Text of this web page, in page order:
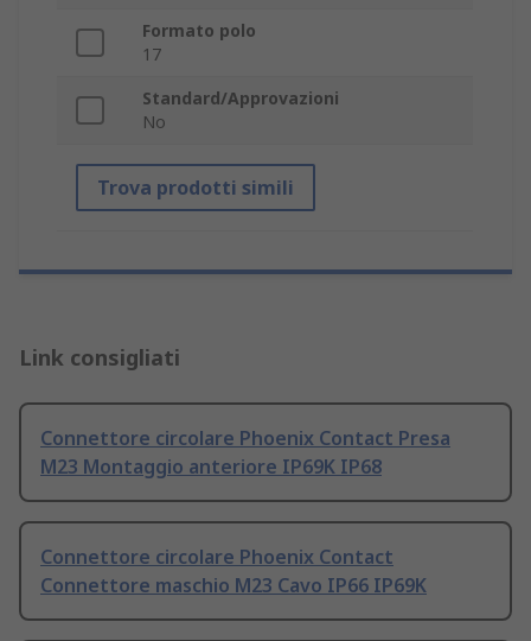
Formato polo
17
Standard/Approvazioni
No
Trova prodotti simili
Link consigliati
Connettore circolare Phoenix Contact Presa
M23 Montaggio anteriore IP69K IP68
Connettore circolare Phoenix Contact
Connettore maschio M23 Cavo IP66 IP69K